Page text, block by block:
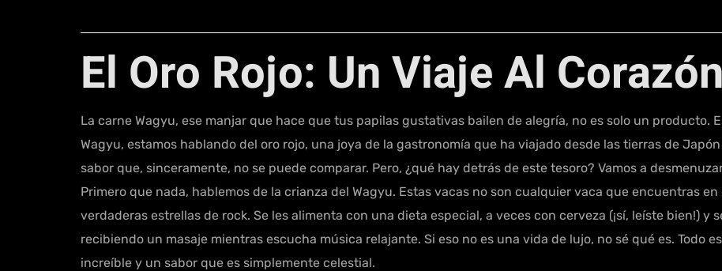
El Oro Rojo: Un Viaje Al
La carne Wagyu, ese manjar que hace que tus papilas gustativas bailen de alegría, no es solo un producto.
Wagyu, estamos hablando del oro rojo, una joya de la gastronomía que ha viajado desde las tierras de
sabor que, sinceramente, no se puede comparar. Pero, ¿qué hay detrás de este tesoro? Vamos a
Primero que nada, hablemos de la crianza del Wagyu. Estas vacas no son cualquier vaca que encuentras
verdaderas estrellas de rock. Se les alimenta con una dieta especial, a veces con cerveza (¡sí, leíste bien!) y
recibiendo un masaje mientras escucha música relajante. Si eso no es una vida de lujo, no sé qué es. Todo
increíble y un sabor que es simplemente celestial.